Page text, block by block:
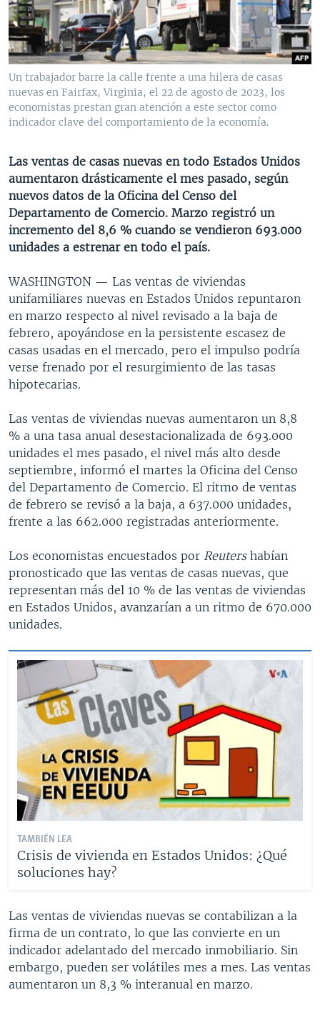
VENEZUELA
BRASIL
NICARAGUA
ECONOMÍA
ENTRETENIMIENTO Y CULTURA
TECNOLOGÍA
DEPORTES
CIENCIA Y SALUD
MULTIMEDIA
VIDEOS
FOTOGRAFÍA
AUDIOS
PROGRAMAS TV
EL MUNDO AL DÍA
FORO INTERAMERICANO
VISIÓN 360
PANORAMA
RADIO
AVANCE INFORMATIVO
AUDIONOTICIAS
ESTADOS UNIDOS AL DÍA
EL MUNDO AL DÍA [RADIO]
FORO [RADIO]
DEPORTIVO INTERNACIONAL
ENTRETENIMIENTO
DIRECT
DOCUMENTALES DE LA VOA
SÍGANOS
Un trabajador barre la calle frente a una hilera de casas
nuevas en Fairfax, Virginia, el 22 de agosto de 2023, los
economistas prestan gran atención a este sector como
indicador clave del comportamiento de la economía.
Las ventas de casas nuevas en todo Estados Unidos
aumentaron drásticamente el mes pasado, según
nuevos datos de la Oficina del Censo del
Departamento de Comercio. Marzo registró un
incremento del 8,6 % cuando se vendieron 693.000
unidades a estrenar en todo el país.
WASHINGTON — Las ventas de viviendas
unifamiliares nuevas en Estados Unidos repuntaron
en marzo respecto al nivel revisado a la baja de
febrero, apoyándose en la persistente escasez de
casas usadas en el mercado, pero el impulso podría
verse frenado por el resurgimiento de las tasas
hipotecarias.
Las ventas de viviendas nuevas aumentaron un 8,8
% a una tasa anual desestacionalizada de 693.000
unidades el mes pasado, el nivel más alto desde
septiembre, informó el martes la Oficina del Censo
del Departamento de Comercio. El ritmo de ventas
de febrero se revisó a la baja, a 637.000 unidades,
frente a las 662.000 registradas anteriormente.
Los economistas encuestados por Reutershabían
pronosticado que las ventas de casas nuevas, que
representan más del 10 % de las ventas de viviendas
en Estados Unidos, avanzarían a un ritmo de 670.000
unidades.
TAMBIÉN LEA
Crisis de vivienda en Estados Unidos: ¿Qué
soluciones hay?
Las ventas de viviendas nuevas se contabilizan a la
firma de un contrato, lo que las convierte en un
indicador adelantado del mercado inmobiliario. Sin
embargo, pueden ser volátiles mes a mes. Las ventas
aumentaron un 8,3 % interanual en marzo.